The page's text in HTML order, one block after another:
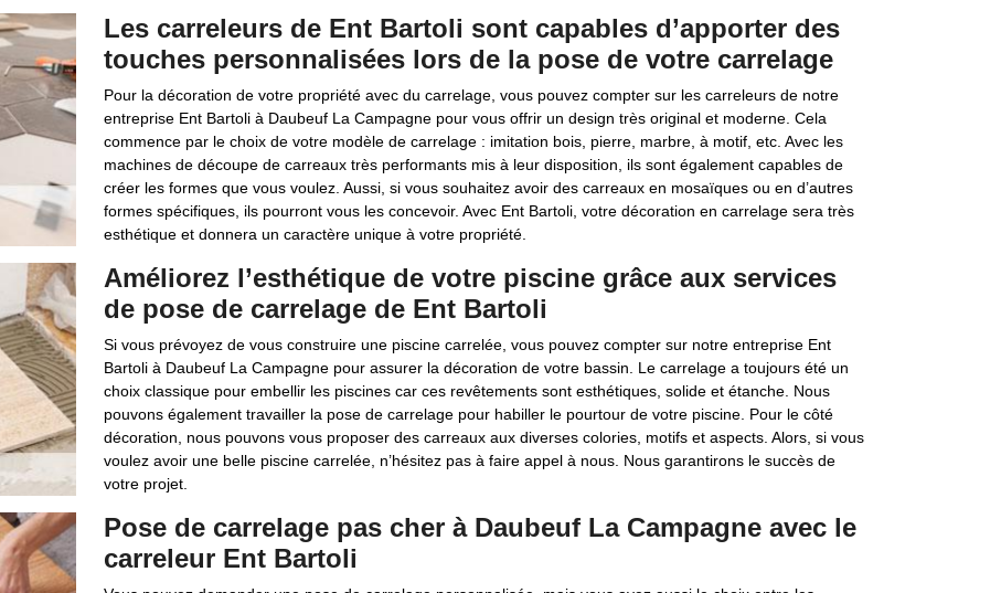
Les carreleurs de Ent Bartoli sont capables d’apporter des
touches personnalisées lors de la pose de votre carrelage
Pour la décoration de votre propriété avec du carrelage, vous pouvez compter sur les carreleurs de notre
entreprise Ent Bartoli à Daubeuf La Campagne pour vous offrir un design très original et moderne. Cela
commence par le choix de votre modèle de carrelage : imitation bois, pierre, marbre, à motif, etc. Avec les
machines de découpe de carreaux très performants mis à leur disposition, ils sont également capables de
créer les formes que vous voulez. Aussi, si vous souhaitez avoir des carreaux en mosaïques ou en d’autres
formes spécifiques, ils pourront vous les concevoir. Avec Ent Bartoli, votre décoration en carrelage sera très
esthétique et donnera un caractère unique à votre propriété.
Améliorez l’esthétique de votre piscine grâce aux services
de pose de carrelage de Ent Bartoli
Si vous prévoyez de vous construire une piscine carrelée, vous pouvez compter sur notre entreprise Ent
Bartoli à Daubeuf La Campagne pour assurer la décoration de votre bassin. Le carrelage a toujours été un
choix classique pour embellir les piscines car ces revêtements sont esthétiques, solide et étanche. Nous
pouvons également travailler la pose de carrelage pour habiller le pourtour de votre piscine. Pour le côté
décoration, nous pouvons vous proposer des carreaux aux diverses colories, motifs et aspects. Alors, si vous
voulez avoir une belle piscine carrelée, n’hésitez pas à faire appel à nous. Nous garantirons le succès de
votre projet.
Pose de carrelage pas cher à Daubeuf La Campagne avec le
carreleur Ent Bartoli